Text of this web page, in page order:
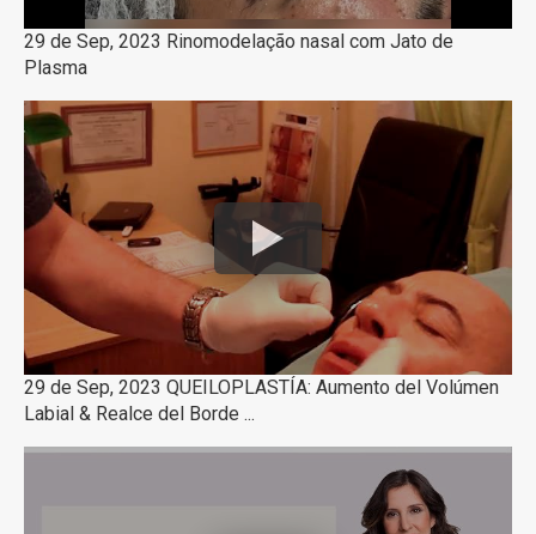
29 de Sep, 2023 Rinomodelação nasal com Jato de
Plasma
29 de Sep, 2023 QUEILOPLASTÍA: Aumento del Volúmen
Labial & Realce del Borde ...